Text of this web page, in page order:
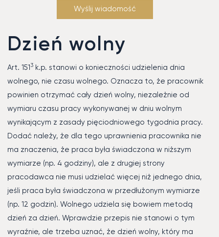
Dzień wolny
Art. 1513 k.p. stanowi o konieczności udzielenia dnia
wolnego, nie czasu wolnego. Oznacza to, że pracownik
powinien otrzymać cały dzień wolny, niezależnie od
wymiaru czasu pracy wykonywanej w dniu wolnym
wynikającym z zasady pięciodniowego tygodnia pracy.
Dodać należy, że dla tego uprawnienia pracownika nie
ma znaczenia, że praca była świadczona w niższym
wymiarze (np. 4 godziny), ale z drugiej strony
pracodawca nie musi udzielać więcej niż jednego dnia,
jeśli praca była świadczona w przedłużonym wymiarze
(np. 12 godzin). Wolnego udziela się bowiem metodą
dzień za dzień. Wprawdzie przepis nie stanowi o tym
wyraźnie, ale trzeba uznać, że dzień wolny, który ma